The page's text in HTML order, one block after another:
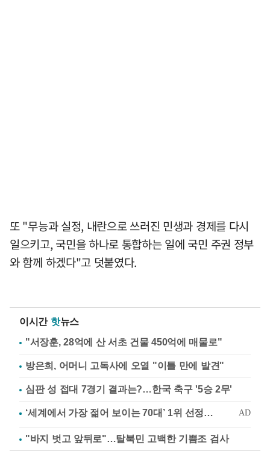
또 "무능과 실정, 내란으로 쓰러진 민생과 경제를 다시
일으키고, 국민을 하나로 통합하는 일에 국민 주권 정부
와 함께 하겠다"고 덧붙였다.
이시간 핫뉴스
"서장훈, 28억에 산 서초 건물 450억에 매물로"
방은희, 어머니 고독사에 오열 "이틀 만에 발견"
심판 성 접대 7경기 결과는?…한국 축구 '5승 2무'
"바지 벗고 앞뒤로"…탈북민 고백한 기쁨조 검사